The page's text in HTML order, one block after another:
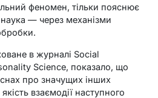
феномен, тільки пояснює
наука — через механізми
в журналі Social
Science, показало, що
про значущих інших
взаємодії наступного